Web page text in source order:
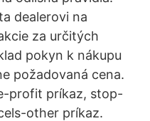
dealerovi na
za určitých
pokyn k nákupu
požadovaná cena.
profit príkaz, stop-
other príkaz.